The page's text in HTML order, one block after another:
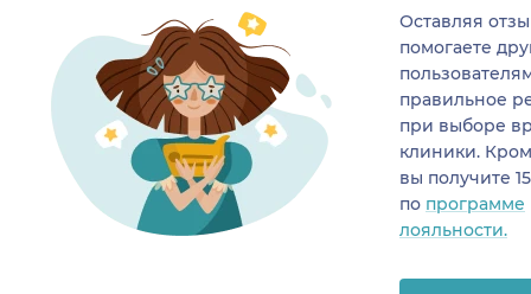
Оставляя
помогаете
правильное
при выборе
клиники.
вы получите
по программе
лояльности.